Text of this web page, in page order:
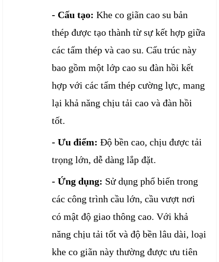
- Cấu tạo: Khe co giãn cao su bản
thép được tạo thành từ sự kết hợp giữa
các tấm thép và cao su. Cấu trúc này
bao gồm một lớp cao su đàn hồi kết
hợp với các tấm thép cường lực, mang
lại khả năng chịu tải cao và đàn hồi
tốt.
- Ưu điểm: Độ bền cao, chịu được tải
trọng lớn, dễ dàng lắp đặt.
- Ứng dụng: Sử dụng phổ biến trong
các công trình cầu lớn, cầu vượt nơi
có mật độ giao thông cao. Với khả
năng chịu tải tốt và độ bền lâu dài, loại
khe co giãn này thường được ưu tiên